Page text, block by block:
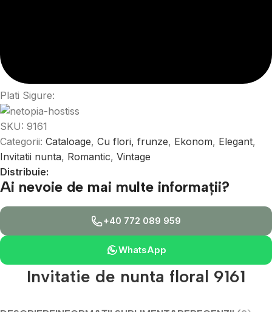
Plati Sigure:
SKU: 9161
Categorii: Cataloage, Cu flori, frunze, Ekonom, Elegant,
Invitatii nunta, Romantic, Vintage
Distribuie:
Ai nevoie de mai multe informații?
+40 772 089 959
WhatsApp
Invitatie de nunta floral 9161